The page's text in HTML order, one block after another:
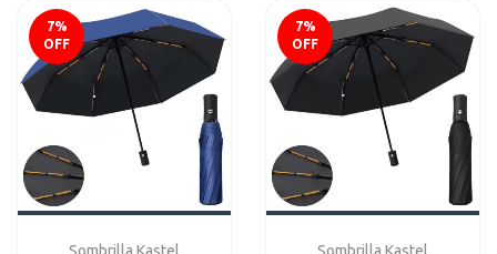
7%
OFF
7%
OFF